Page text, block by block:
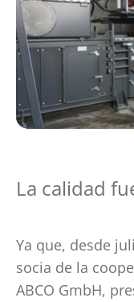
La calidad
Ya que, desde
socia de la
ABCO GmbH,